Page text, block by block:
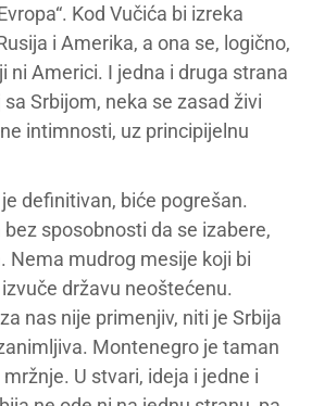
Kod Vučića bi izreka
i Amerika, a ona se, logično,
ni Americi. I jedna i druga strana
Srbijom, neka se zasad živi
intimnosti, uz principijelnu
definitivan, biće pogrešan.
sposobnosti da se izabere,
Nema mudrog mesije koji bi
državu neoštećenu.
nas nije primenjiv, niti je Srbija
Montenegro je taman
U stvari, ideja i jedne i